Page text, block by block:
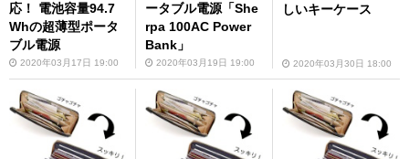
応！ 電池容量94.7
Whの超薄型ポータ
ブル電源
2020年03月17日 19:00
ータブル電源「She
rpa 100AC Power
Bank」
2020年03月19日 19:00
しいキーケース
2020年03月30日 18:00